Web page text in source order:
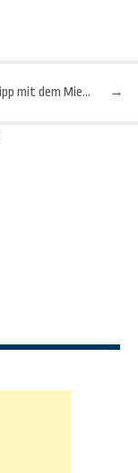
→
Rundreisetipp mit dem Mietwagen: New York und Kanadas Osten